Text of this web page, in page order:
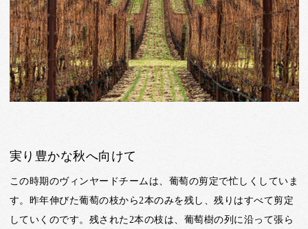
実り豊かな秋へ向けて
この時期のヴィンヤードチームは、葡萄の剪定で忙しくしていま
す。昨年伸びた葡萄の枝から2本のみを残し、残りはすべて剪定
していくのです。残された2本の枝は、葡萄樹の列に沿って張ら